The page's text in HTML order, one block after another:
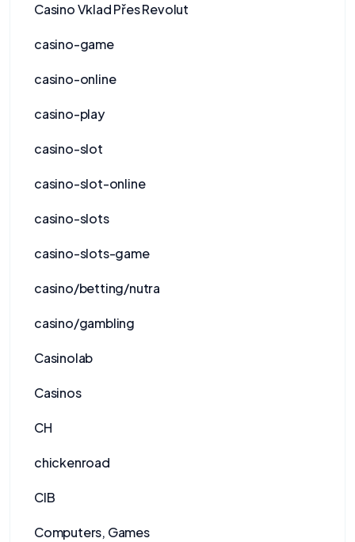
Casino Vklad Přes Revolut
casino-game
casino-online
casino-play
casino-slot
casino-slot-online
casino-slots
casino-slots-game
casino/betting/nutra
casino/gambling
Casinolab
Casinos
CH
chickenroad
CIB
Computers, Games